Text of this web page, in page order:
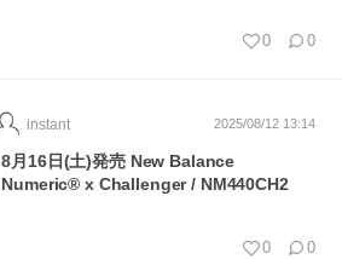
0 0
2025/08/12 13:14
instant
8月16日(土)発売 New Balance
Numeric® x Challenger / NM440CH2
0 0